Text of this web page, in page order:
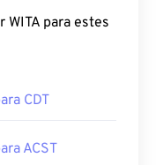
para estes
CDT
ACST